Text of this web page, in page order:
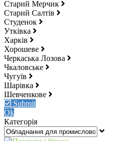
Старий Мерчик
Старий Салтів
Студенок
Утківка
Харків
Хорошеве
Черкаська Лозова
Чкаловське
Чугуїв
Шарівка
Шевченкове
Submit
Ok
Категорія